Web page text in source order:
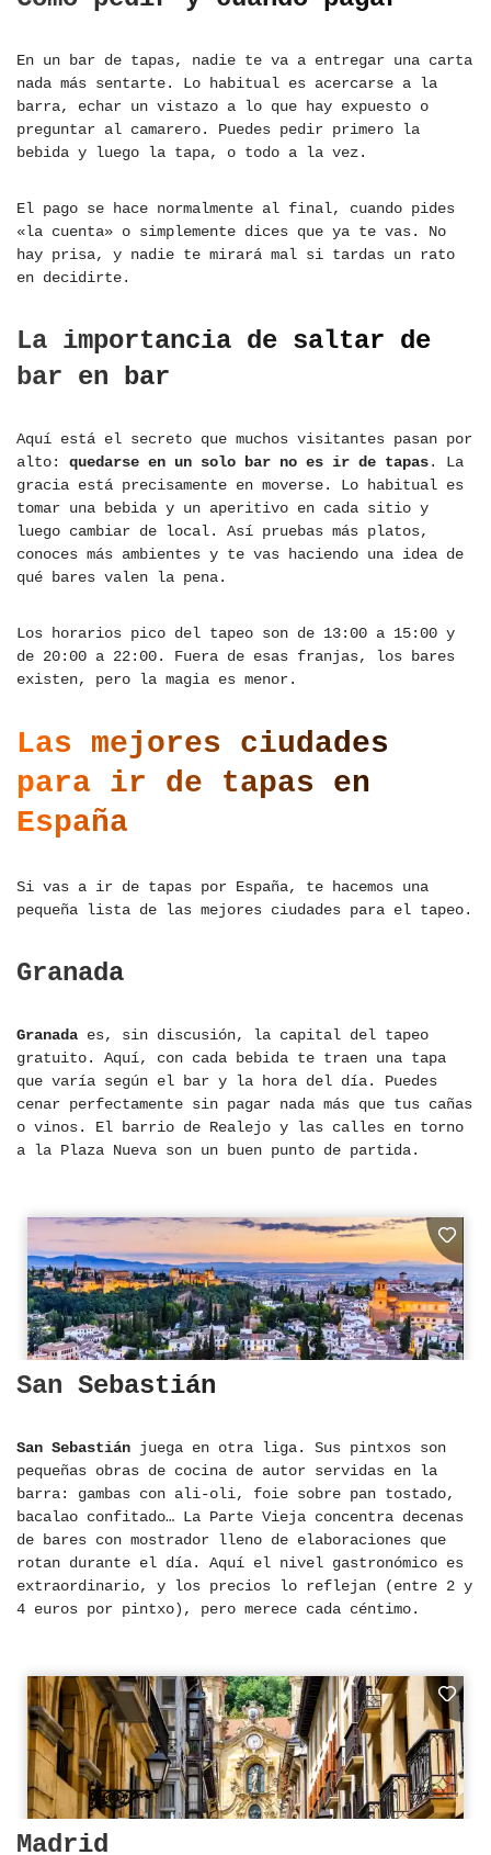
En un bar de tapas, nadie te va a entregar una carta
nada más sentarte. Lo habitual es acercarse a la
barra, echar un vistazo a lo que hay expuesto o
preguntar al camarero. Puedes pedir primero la
bebida y luego la tapa, o todo a la vez.
El pago se hace normalmente al final, cuando pides
«la cuenta» o simplemente dices que ya te vas. No
hay prisa, y nadie te mirará mal si tardas un rato
en decidirte.
La importancia de saltar de
bar en bar
Aquí está el secreto que muchos visitantes pasan por
alto: quedarse en un solo bar no es ir de tapas. La
gracia está precisamente en moverse. Lo habitual es
tomar una bebida y un aperitivo en cada sitio y
luego cambiar de local. Así pruebas más platos,
conoces más ambientes y te vas haciendo una idea de
qué bares valen la pena.
Los horarios pico del tapeo son de 13:00 a 15:00 y
de 20:00 a 22:00. Fuera de esas franjas, los bares
existen, pero la magia es menor.
Las mejores ciudades
para ir de tapas en
España
Si vas a ir de tapas por España, te hacemos una
pequeña lista de las mejores ciudades para el tapeo.
Granada
Granada es, sin discusión, la capital del tapeo
gratuito. Aquí, con cada bebida te traen una tapa
que varía según el bar y la hora del día. Puedes
cenar perfectamente sin pagar nada más que tus cañas
o vinos. El barrio de Realejo y las calles en torno
a la Plaza Nueva son un buen punto de partida.
San Sebastián
San Sebastián juega en otra liga. Sus pintxos son
pequeñas obras de cocina de autor servidas en la
barra: gambas con ali-oli, foie sobre pan tostado,
bacalao confitado… La Parte Vieja concentra decenas
de bares con mostrador lleno de elaboraciones que
rotan durante el día. Aquí el nivel gastronómico es
extraordinario, y los precios lo reflejan (entre 2 y
4 euros por pintxo), pero merece cada céntimo.
Madrid